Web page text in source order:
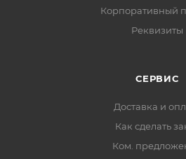
Корпоративный
Реквизиты
СЕРВИС
Доставка и
Как сделать
Ком.